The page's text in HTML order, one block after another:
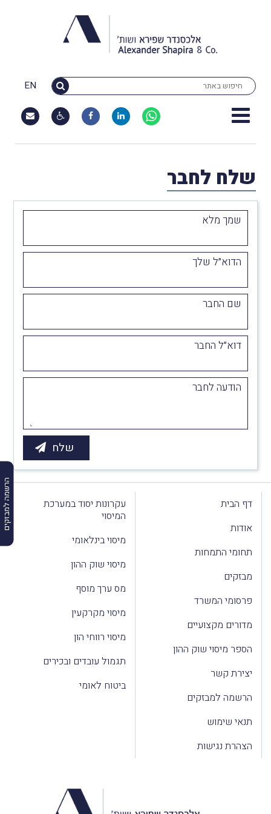
EN
הרשמה למבזקים
שלח לחבר
שמך מלא
הדוא״ל שלך
שם החבר
דוא״ל החבר
הודעה לחבר
דף הבית
אודות
תחומי התמחות
מבזקים
פרסומי המשרד
מדורים מקצועיים
הספר מיסוי שוק ההון
יצירת קשר
הרשמה למבזקים
תנאי שימוש
הצהרת נגישות
עקרונות יסוד במערכת
המיסוי
מיסוי בינלאומי
מיסוי שוק ההון
מס ערך מוסף
מיסוי מקרקעין
מיסוי רווחי הון
תגמול עובדים ובכירים
ביטוח לאומי